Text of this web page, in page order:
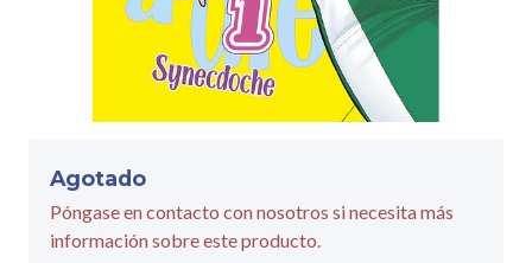
Agotado
Póngase en contacto con nosotros si necesita más
información sobre este producto.